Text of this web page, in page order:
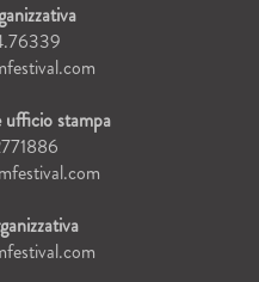
ufficio stampa